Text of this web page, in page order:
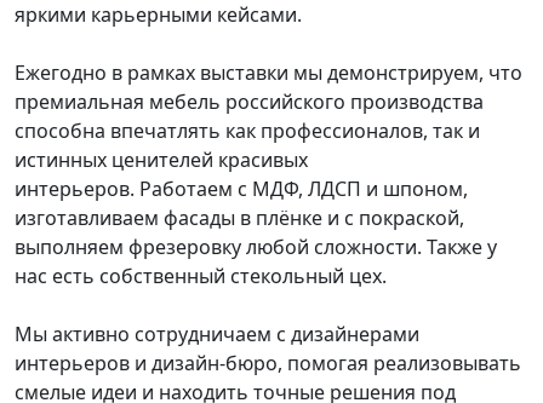
яркими карьерными кейсами.
Ежегодно в рамках выставки мы демонстрируем, что
премиальная мебель российского производства
способна впечатлять как профессионалов, так и
истинных ценителей красивых
интерьеров. Работаем с МДФ, ЛДСП и шпоном,
изготавливаем фасады в плёнке и с покраской,
выполняем фрезеровку любой сложности. Также у
нас есть собственный стекольный цех.
Мы активно сотрудничаем с дизайнерами
интерьеров и дизайн-бюро, помогая реализовывать
смелые идеи и находить точные решения под